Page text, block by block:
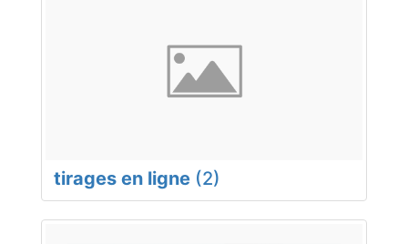
tirages en ligne (2)